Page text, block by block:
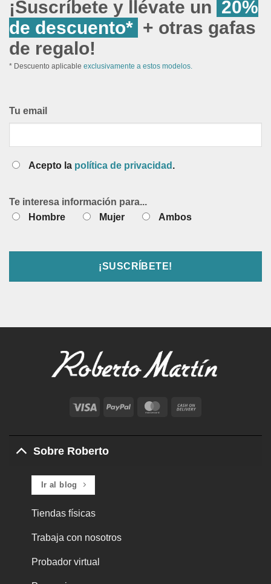
¡Suscríbete y llévate un 20%
de descuento* + otras gafas
de regalo!
* Descuento aplicable exclusivamente a estos modelos.
Tu email
Acepto la política de privacidad .
Te interesa información para...
Hombre
Mujer Ambos
Visa PayPal MasterCard
Delivery
Sobre Roberto
Ir al blog
Tiendas físicas
Trabaja con nosotros
Probador virtual